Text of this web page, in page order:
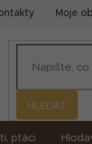
Moje
HLEDAT
ptáci